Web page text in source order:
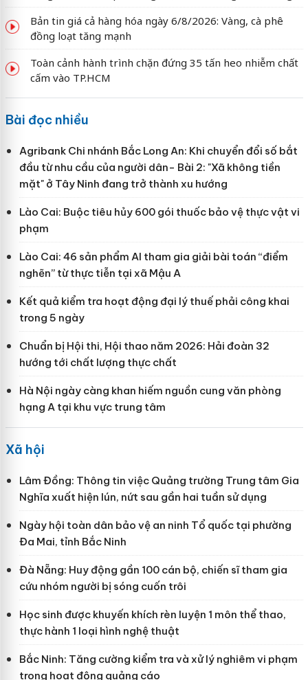
Bản tin giá cả hàng hóa ngày 6/8/2026: Vàng, cà phê
đồng loạt tăng mạnh
Toàn cảnh hành trình chặn đứng 35 tấn heo nhiễm chất
cấm vào TP.HCM
Bài đọc nhiều
Agribank Chi nhánh Bắc Long An: Khi chuyển đổi số bắt
đầu từ nhu cầu của người dân- Bài 2: "Xã không tiền
mặt" ở Tây Ninh đang trở thành xu hướng
Lào Cai: Buộc tiêu hủy 600 gói thuốc bảo vệ thực vật vi
phạm
Lào Cai: 46 sản phẩm AI tham gia giải bài toán “điểm
nghẽn” từ thực tiễn tại xã Mậu A
Kết quả kiểm tra hoạt động đại lý thuế phải công khai
trong 5 ngày
Chuẩn bị Hội thi, Hội thao năm 2026: Hải đoàn 32
hướng tới chất lượng thực chất
Hà Nội ngày càng khan hiếm nguồn cung văn phòng
hạng A tại khu vực trung tâm
Xã hội
Lâm Đồng: Thông tin việc Quảng trường Trung tâm Gia
Nghĩa xuất hiện lún, nứt sau gần hai tuần sử dụng
Ngày hội toàn dân bảo vệ an ninh Tổ quốc tại phường
Đa Mai, tỉnh Bắc Ninh
Đà Nẵng: Huy động gần 100 cán bộ, chiến sĩ tham gia
cứu nhóm người bị sóng cuốn trôi
Học sinh được khuyến khích rèn luyện 1 môn thể thao,
thực hành 1 loại hình nghệ thuật
Bắc Ninh: Tăng cường kiểm tra và xử lý nghiêm vi phạm
trong hoạt động quảng cáo